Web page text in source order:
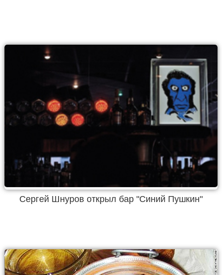
Сергей Шнуров открыл бар "Синий Пушкин"